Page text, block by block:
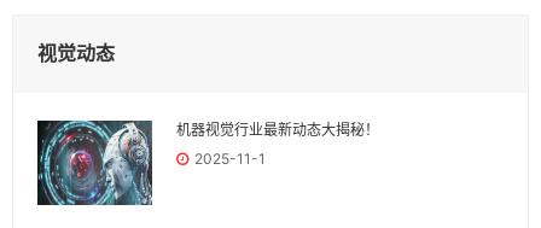
视觉动态
机器视觉行业最新动态大揭秘！
2025-11-1